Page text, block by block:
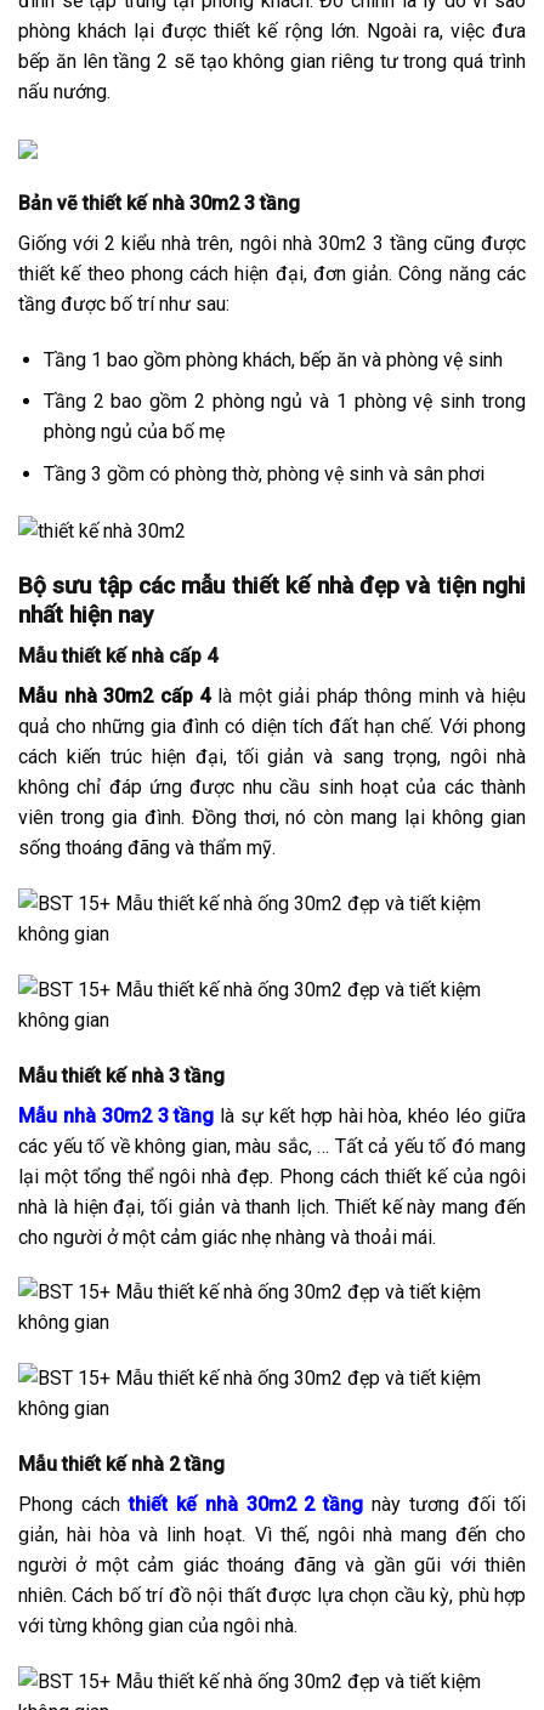
phòng khách lại được thiết kế rộng lớn. Ngoài ra, việc đưa
bếp ăn lên tầng 2 sẽ tạo không gian riêng tư trong quá trình
nấu nướng.
Bản vẽ thiết kế nhà 30m2 3 tầng
Giống với 2 kiểu nhà trên, ngôi nhà 30m2 3 tầng cũng được
thiết kế theo phong cách hiện đại, đơn giản. Công năng các
tầng được bố trí như sau:
Tầng 1 bao gồm phòng khách, bếp ăn và phòng vệ sinh
Tầng 2 bao gồm 2 phòng ngủ và 1 phòng vệ sinh trong
phòng ngủ của bố mẹ
Tầng 3 gồm có phòng thờ, phòng vệ sinh và sân phơi
Bộ sưu tập các mẫu thiết kế nhà đẹp và tiện nghi
nhất hiện nay
Mẫu thiết kế nhà cấp 4
Mẫu nhà 30m2 cấp 4là một giải pháp thông minh và hiệu
quả cho những gia đình có diện tích đất hạn chế. Với phong
cách kiến trúc hiện đại, tối giản và sang trọng, ngôi nhà
không chỉ đáp ứng được nhu cầu sinh hoạt của các thành
viên trong gia đình. Đồng thơi, nó còn mang lại không gian
sống thoáng đãng và thẩm mỹ.
Mẫu thiết kế nhà 3 tầng
Mẫu nhà 30m2 3 tầng là sự kết hợp hài hòa, khéo léo giữa
các yếu tố về không gian, màu sắc, … Tất cả yếu tố đó mang
lại một tổng thể ngôi nhà đẹp. Phong cách thiết kế của ngôi
nhà là hiện đại, tối giản và thanh lịch. Thiết kế này mang đến
cho người ở một cảm giác nhẹ nhàng và thoải mái.
Mẫu thiết kế nhà 2 tầng
Phong cáchthiết kế nhà 30m2 2 tầngnày tương đối tối
giản, hài hòa và linh hoạt. Vì thế, ngôi nhà mang đến cho
người ở một cảm giác thoáng đãng và gần gũi với thiên
nhiên. Cách bố trí đồ nội thất được lựa chọn cầu kỳ, phù hợp
với từng không gian của ngôi nhà.